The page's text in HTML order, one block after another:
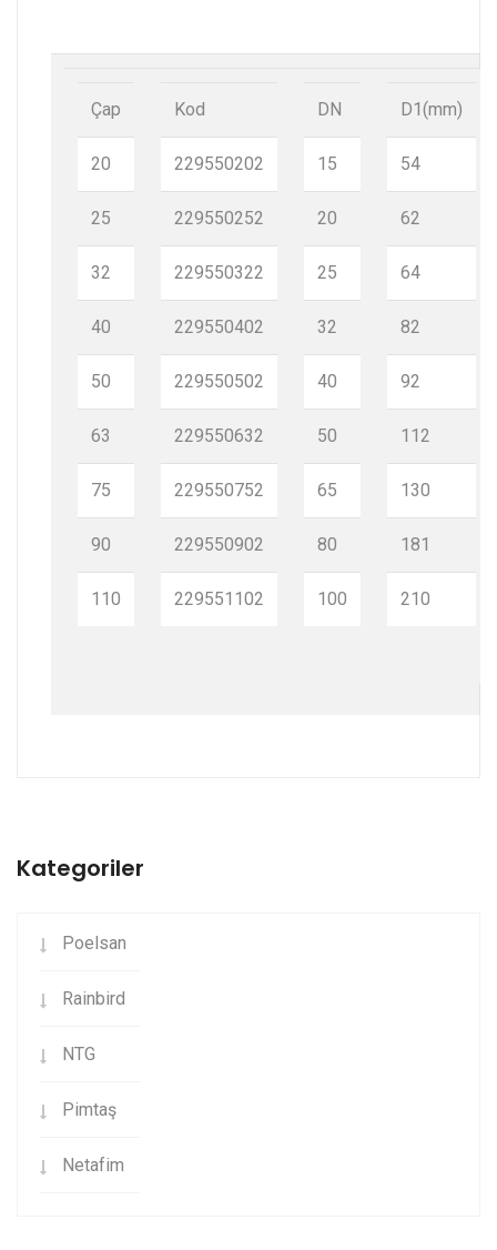
Çap
20
25
32
40
50
63
75
90
110
Kod
229550202
229550252
229550322
229550402
229550502
229550632
229550752
229550902
229551102
DN
15
20
25
32
40
50
65
80
100
D1(mm)
54
62
64
82
92
112
130
181
210
Kategoriler
Poelsan
Rainbird
NTG
Pimtaş
Netafim